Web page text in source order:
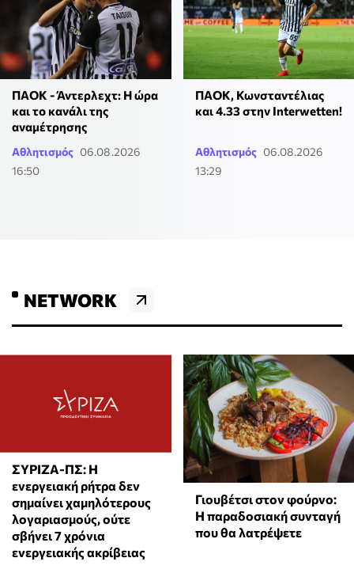
ΠΑΟΚ - Άντερλεχτ: Η ώρα
και το κανάλι της
αναμέτρησης
Αθλητισμός 06.08.2026
16:50
ΠΑΟΚ, Κωνσταντέλιας
και 4.33 στην Interwetten!
Αθλητισμός 06.08.2026
13:29
NETWORK
ΣΥΡΙΖΑ-ΠΣ: Η
ενεργειακή ρήτρα δεν
σημαίνει χαμηλότερους
λογαριασμούς, ούτε
σβήνει 7 χρόνια
ενεργειακής ακρίβειας
Γιουβέτσι στον φούρνο:
Η παραδοσιακή συνταγή
που θα λατρέψετε